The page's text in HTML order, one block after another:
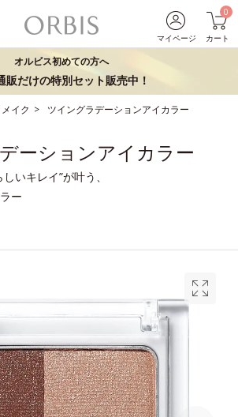
マイページ
0
カート
オルビス初めての方へ
販だけの特別セット販売中！
イク ツイングラデーションアイカラー
ーションアイカラー
いキレイ”が叶う、
ー